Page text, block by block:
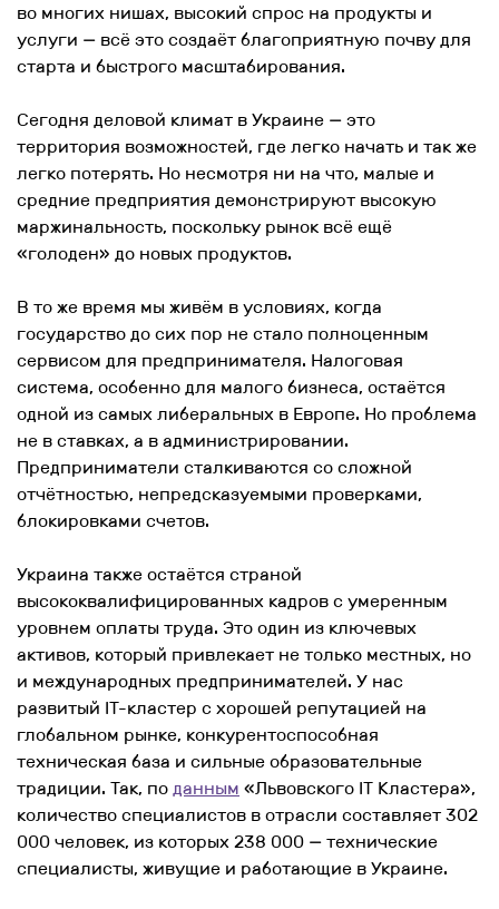
во многих нишах, высокий спрос на продукты и
услуги — всё это создаёт благоприятную почву для
старта и быстрого масштабирования.
Сегодня деловой климат в Украине — это
территория возможностей, где легко начать и так же
легко потерять. Но несмотря ни на что, малые и
средние предприятия демонстрируют высокую
маржинальность, поскольку рынок всё ещё
«голоден» до новых продуктов.
В то же время мы живём в условиях, когда
государство до сих пор не стало полноценным
сервисом для предпринимателя. Налоговая
система, особенно для малого бизнеса, остаётся
одной из самых либеральных в Европе. Но проблема
не в ставках, а в администрировании.
Предприниматели сталкиваются со сложной
отчётностью, непредсказуемыми проверками,
блокировками счетов.
Украина также остаётся страной
высококвалифицированных кадров с умеренным
уровнем оплаты труда. Это один из ключевых
активов, который привлекает не только местных, но
и международных предпринимателей. У нас
развитый IT-кластер с хорошей репутацией на
глобальном рынке, конкурентоспособная
техническая база и сильные образовательные
традиции. Так, по данным «Львовского IT Кластера»,
количество специалистов в отрасли составляет 302
000 человек, из которых 238 000 — технические
специалисты, живущие и работающие в Украине.